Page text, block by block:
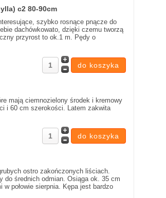
c2 80-90cm
szybko rosnące pnącze do
dachówkowato, dzięki czemu tworzą
przyrost to ok.1 m. Pędy o
mają ciemnozielony środek i kremowy
i 60 cm szerokości. Latem zakwita
ostro zakończonych liściach.
do średnich odmian. Osiąga ok. 35 cm
połowie sierpnia. Kępa jest bardzo